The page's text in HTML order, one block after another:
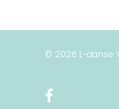
© 2026 L-danse.